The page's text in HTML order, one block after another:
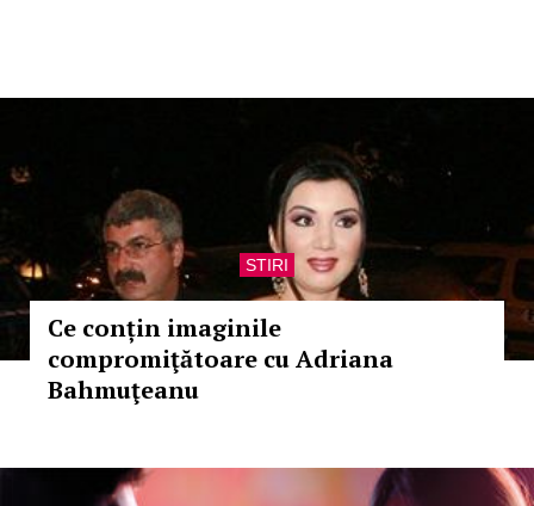
STIRI
Ce conțin imaginile
compromiţătoare cu Adriana
Bahmuţeanu